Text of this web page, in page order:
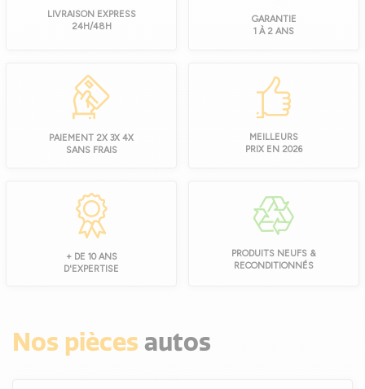
LIVRAISON EXPRESS
24H/48H
GARANTIE
1 À 2 ANS
PAIEMENT 2X 3X 4X
SANS FRAIS
MEILLEURS
PRIX EN 2026
+ DE 10 ANS
D'EXPERTISE
PRODUITS NEUFS &
RECONDITIONNÉS
Nos pièces autos